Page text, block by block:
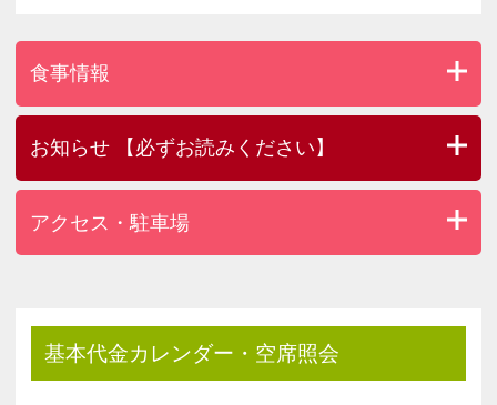
食事情報
お知らせ 【必ずお読みください】
アクセス・駐車場
基本代金カレンダー・空席照会